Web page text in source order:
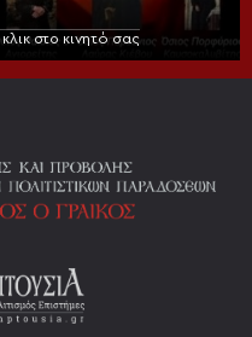
στο κινητό σας